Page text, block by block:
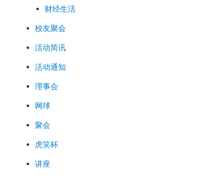
财经生活
校友聚会
活动简讯
活动通知
理事会
网球
聚会
虎笑杯
讲座